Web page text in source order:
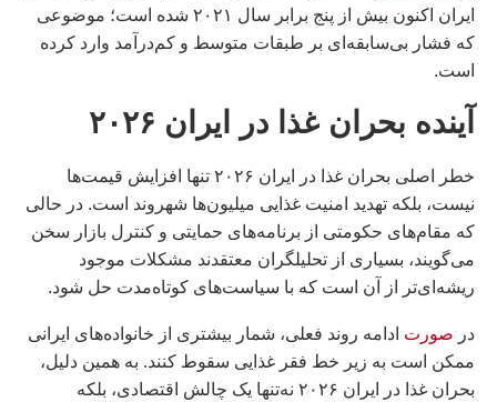
ایران اکنون بیش از پنج برابر سال ۲۰۲۱ شده است؛ موضوعی
که فشار بی‌سابقه‌ای بر طبقات متوسط و کم‌درآمد وارد کرده
است.
آینده بحران غذا در ایران ۲۰۲۶
خطر اصلی بحران غذا در ایران ۲۰۲۶ تنها افزایش قیمت‌ها
نیست، بلکه تهدید امنیت غذایی میلیون‌ها شهروند است. در حالی
که مقام‌های حکومتی از برنامه‌های حمایتی و کنترل بازار سخن
می‌گویند، بسیاری از تحلیلگران معتقدند مشکلات موجود
ریشه‌ای‌تر از آن است که با سیاست‌های کوتاه‌مدت حل شود.
در صورت ادامه روند فعلی، شمار بیشتری از خانواده‌های ایرانی
ممکن است به زیر خط فقر غذایی سقوط کنند. به همین دلیل،
بحران غذا در ایران ۲۰۲۶ نه‌تنها یک چالش اقتصادی، بلکه